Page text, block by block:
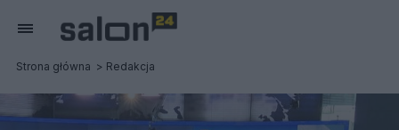
Strona główna Redakcja